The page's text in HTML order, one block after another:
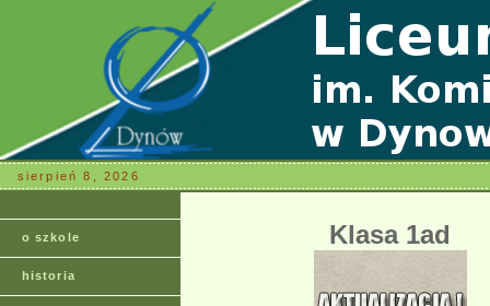
sierpień 8, 2026
o szkole
historia
Klasa1ad